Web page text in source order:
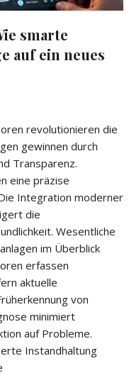
smarte
auf ein neues
revolutionieren die
gewinnen durch
Transparenz.
eine präzise
Integration moderner
die
Wesentliche
im Überblick
erfassen
aktuelle
von
minimiert
auf Probleme.
Instandhaltung